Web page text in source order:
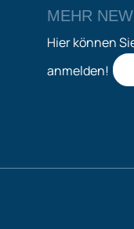
MEHR
Hier können
anmelden!